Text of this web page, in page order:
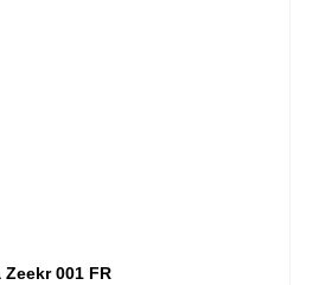
001 FR